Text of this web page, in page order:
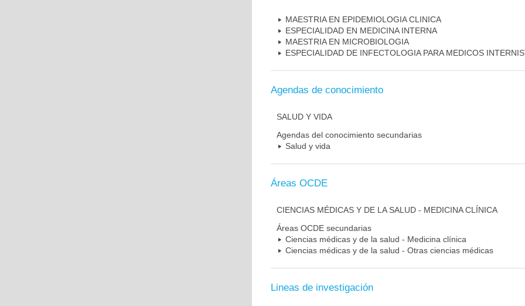
MAESTRIA EN EPIDEMIOLOGIA CLINICA
ESPECIALIDAD EN MEDICINA INTERNA
MAESTRIA EN MICROBIOLOGIA
ESPECIALIDAD DE INFECTOLOGIA PARA MEDICOS
Agendas de conocimiento
SALUD Y VIDA
Agendas del conocimiento secundarias
Salud y vida
Áreas OCDE
CIENCIAS MÉDICAS Y DE LA SALUD - MEDICINA CLÍNICA
Áreas OCDE secundarias
Ciencias médicas y de la salud - Medicina clínica
Ciencias médicas y de la salud - Otras ciencias médicas
Lineas de investigación